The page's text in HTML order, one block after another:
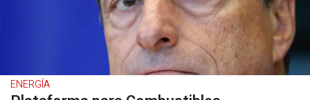
ENERGÍA